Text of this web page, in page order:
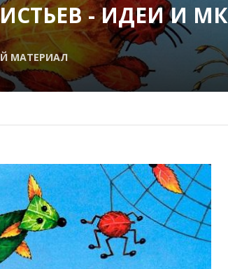
- ИДЕИ И МК
МАТЕРИАЛ